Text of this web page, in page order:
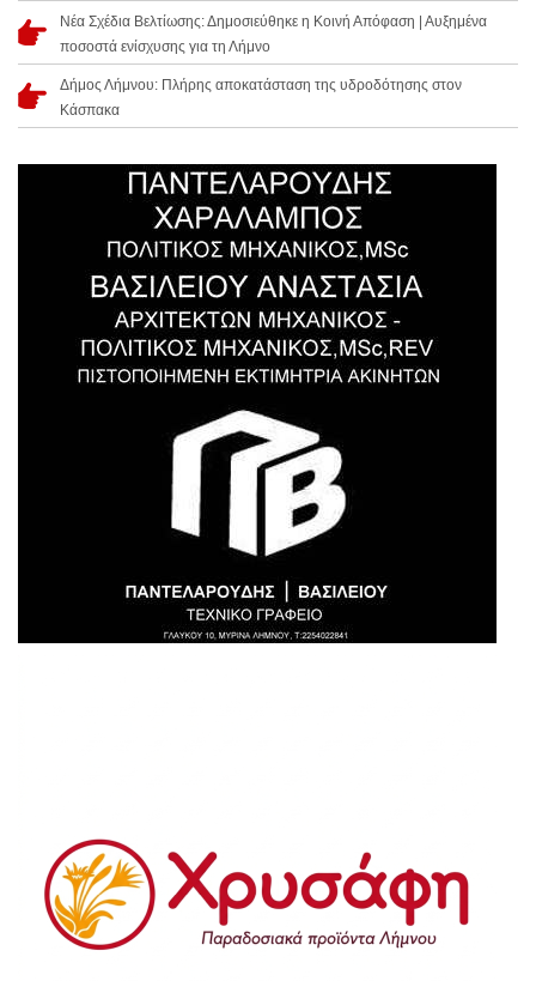
Νέα Σχέδια Βελτίωσης: Δημοσιεύθηκε η Κοινή Απόφαση | Αυξημένα
ποσοστά ενίσχυσης για τη Λήμνο
Δήμος Λήμνου: Πλήρης αποκατάσταση της υδροδότησης στον
Κάσπακα